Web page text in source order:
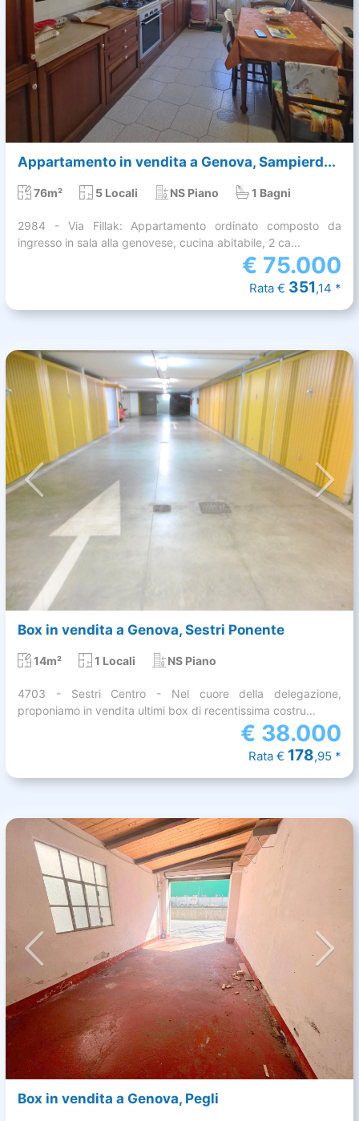
Appartamento in vendita a Genova, Sampierd...
76m² 5 Locali NS Piano 1 Bagni
2984 - Via Fillak: Appartamento ordinato composto da
ingresso in sala alla genovese, cucina abitabile, 2 ca...
€ 75.000
Rata € 351,14 *
Box in vendita a Genova, Sestri Ponente
14m² 1 Locali NS Piano
4703 - Sestri Centro - Nel cuore della delegazione,
proponiamo in vendita ultimi box di recentissima costru...
€ 38.000
Rata € 178,95 *
Box in vendita a Genova, Pegli